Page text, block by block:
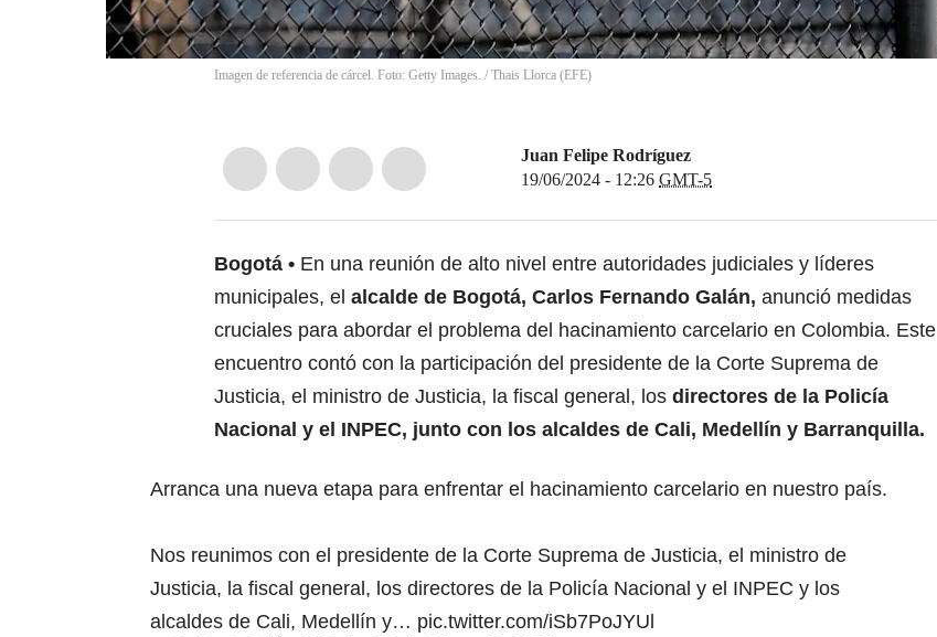
Imagen de referencia de cárcel. Foto: Getty Images. / Thais Llorca (EFE)
Juan Felipe Rodríguez
19/06/2024 - 12:26 GMT-5
Bogotá
En una reunión de alto nivel entre autoridades judiciales y líderes
municipales, el alcalde de Bogotá, Carlos Fernando Galán, anunció medidas
cruciales para abordar el problema del hacinamiento carcelario en Colombia. Este
encuentro contó con la participación del presidente de la Corte Suprema de
Justicia, el ministro de Justicia, la fiscal general, los directores de la Policía
Nacional y el INPEC, junto con los alcaldes de Cali, Medellín y Barranquilla.
Arranca una nueva etapa para enfrentar el hacinamiento carcelario en nuestro país.
Nos reunimos con el presidente de la Corte Suprema de Justicia, el ministro de
Justicia, la fiscal general, los directores de la Policía Nacional y el INPEC y los
alcaldes de Cali, Medellín y… pic.twitter.com/iSb7PoJYUl